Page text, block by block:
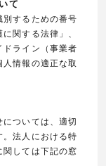
て
するための番号
関する法律」、
ドライン（事業者
情報の適正な取
ついては、適切
法人における特
しては下記の窓